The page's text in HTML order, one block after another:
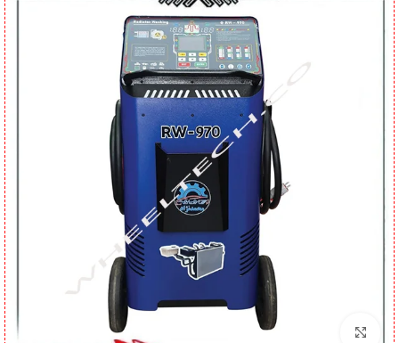
برای بزرگنمایی کلیک کنید